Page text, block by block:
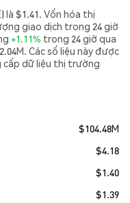
là $1.41. Vốn hóa thị
giao dịch trong 24 giờ
+1.11% trong 24 giờ qua
Các số liệu này được
dữ liệu thị trường
$104.48M
$4.18
$1.40
$1.39